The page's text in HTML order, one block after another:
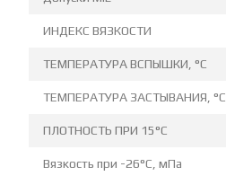
ИНДЕКС ВЯЗКОСТИ
ТЕМПЕРАТУРА ВСПЫШКИ, °C
ТЕМПЕРАТУРА ЗАСТЫВАНИЯ, °C
ПЛОТНОСТЬ ПРИ 15°C
Вязкость при -26°C, мПа